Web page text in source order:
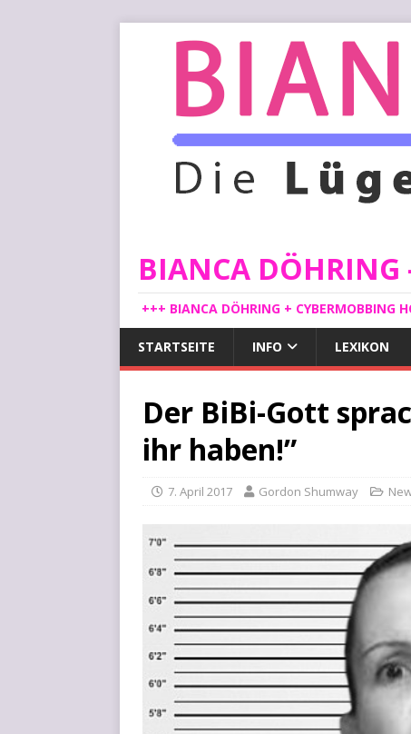
BIANCA DÖHRING
+++ BIANCA DÖHRING + CYBERMOBBING
STARTSEITE INFO LEXIKON
Der BiBi-Gott
ihr haben!”
7. April 2017 Gordon Shumway